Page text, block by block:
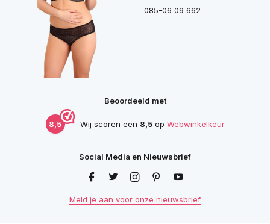
085-06 09 662
Beoordeeld met
8,5 Wij scoren een 8,5op Webwinkelkeur
Social Media en Nieuwsbrief
Meld je aan voor onze nieuwsbrief